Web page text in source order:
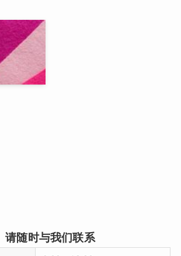
请随时与我们联系